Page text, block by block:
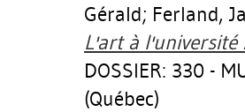
Gérald; Ferland,
L'art à l'université
DOSSIER: 330 -
(Québec)